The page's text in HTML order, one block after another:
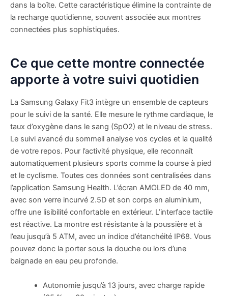
dans la boîte. Cette caractéristique élimine la contrainte de
la recharge quotidienne, souvent associée aux montres
connectées plus sophistiquées.
Ce que cette montre connectée
apporte à votre suivi quotidien
La Samsung Galaxy Fit3 intègre un ensemble de capteurs
pour le suivi de la santé. Elle mesure le rythme cardiaque, le
taux d’oxygène dans le sang (SpO2) et le niveau de stress.
Le suivi avancé du sommeil analyse vos cycles et la qualité
de votre repos. Pour l’activité physique, elle reconnaît
automatiquement plusieurs sports comme la course à pied
et le cyclisme. Toutes ces données sont centralisées dans
l’application Samsung Health. L’écran AMOLED de 40 mm,
avec son verre incurvé 2.5D et son corps en aluminium,
offre une lisibilité confortable en extérieur. L’interface tactile
est réactive. La montre est résistante à la poussière et à
l’eau jusqu’à 5 ATM, avec un indice d’étanchéité IP68. Vous
pouvez donc la porter sous la douche ou lors d’une
baignade en eau peu profonde.
Autonomie jusqu’à 13 jours, avec charge rapide